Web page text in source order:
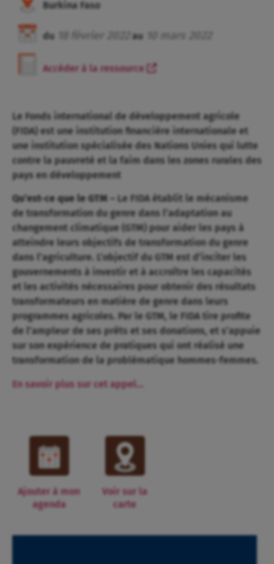
Burkina Faso
du février au mars
Accéder à la ressource
Le Fonds international de développement agricole
(FIDA) est une institution financière internationale et
une institution spécialisée des Nations Unies qui lutte
contre la pauvreté et la faim dans les zones rurales des
pays en développement
Qu’est-ce que le GTM – Le FIDA établit le mécanisme
de transformation du genre dans l’adaptation au
changement climatique (GTM) pour aider les pays à
atteindre leurs objectifs de transformation du genre
dans l’agriculture. L’objectif du GTM est d’inciter les
gouvernements à investir et à accroître les capacités
et les activités nécessaires pour obtenir des résultats
transformateurs en matière de genre dans leurs
programmes agricoles. Par le GTM, le FIDA tire profite
de l’ampleur de ses prêts et ses donations, et s’appuie
sur son expérience de pratiques qui ont réalisé une
transformation de la problématique hommes-femmes.
En savoir plus sur cet appel…
Ajouter à mon
agenda
Voir sur la
carte